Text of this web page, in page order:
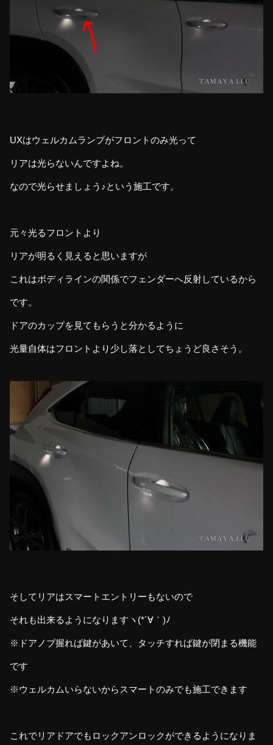
UXはウェルカムランプがフロントのみ光って
リアは光らないんですよね。
なので光らせましょう♪という施工です。
元々光るフロントより
リアが明るく見えると思いますが
これはボディラインの関係でフェンダーへ反射しているから
です。
ドアのカップを見てもらうと分かるように
光量自体はフロントより少し落としてちょうど良さそう。
そしてリアはスマートエントリーもないので
それも出来るようになりますヽ(*´∀｀)ﾉ
※ドアノブ握れば鍵があいて、タッチすれば鍵が閉まる機能
です
※ウェルカムいらないからスマートのみでも施工できます
これでリアドアでもロックアンロックができるようになりま